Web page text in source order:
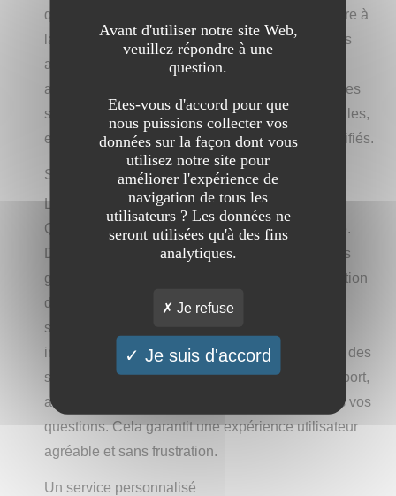
qualité de son service, et son attention particulière à
la satisfaction des clients. Ce qui le distingue des
autres sites de réservation de VTC, c'est son
approche centrale sur l'expérience client, avec des
services personnalisés, un choix varié de véhicules,
et une équipe de chauffeurs professionnels qualifiés.
Simplicité et Accessibilité
La première chose qui se distingue sur le site de
Queen VTC, c'est sa navigation fluide et intuitive.
Dès votre arrivée sur la page d'accueil, vous êtes
guidé à travers une interface claire où la réservation
de votre trajet devient une tâche facile, rapide et
sans stress. Vous pouvez trouver rapidement les
informations dont vous avez besoin : description des
services, détails des véhicules, options de transport,
ainsi qu'une section FAQ pour répondre à toutes vos
questions. Cela garantit une expérience utilisateur
agréable et sans frustration.
Un service personnalisé
Avant d'utiliser notre site Web,
veuillez répondre à une
question.
Etes-vous d'accord pour que
nous puissions collecter vos
données sur la façon dont vous
utilisez notre site pour
améliorer l'expérience de
navigation de tous les
utilisateurs ? Les données ne
seront utilisées qu'à des fins
analytiques.
Je refuse
Je suis d'accord